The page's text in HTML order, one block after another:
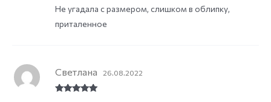
out of 5
Не угадала с размером, слишком в облипку,
приталенное
Светлана 26.08.2022